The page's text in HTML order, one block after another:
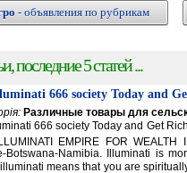
- объявления по рубрикам
последние 5 статей ...
666 society Today and
Различные товары для
666 society Today and Get
EMPIRE FOR WEALTH
Botswana-Namibia. Illuminati is
means that you are